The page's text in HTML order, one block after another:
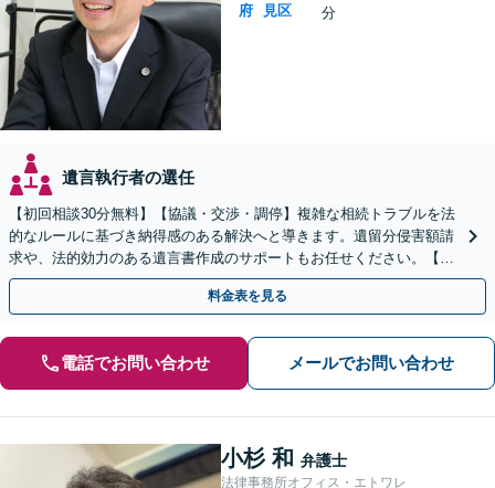
府
見区
分
遺言執行者の選任
【初回相談30分無料】【協議・交渉・調停】複雑な相続トラブルを法
的なルールに基づき納得感のある解決へと導きます。遺留分侵害額請
求や、法的効力のある遺言書作成のサポートもお任せください。【京
阪丹波橋駅徒歩1分】【初回相談無料】
料金表を見る
電話でお問い合わせ メールでお問い合わせ
小杉 和 弁護士
法律事務所オフィス・エトワレ